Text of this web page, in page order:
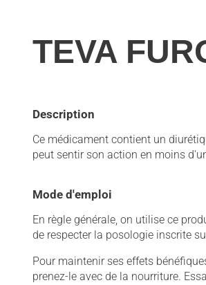
TEVA
Description
Ce médicament contient un
peut sentir son action en moins
Mode d'emploi
En règle générale, on utilise ce
de respecter la posologie inscrite
Pour maintenir ses effets
prenez-le avec de la nourriture.